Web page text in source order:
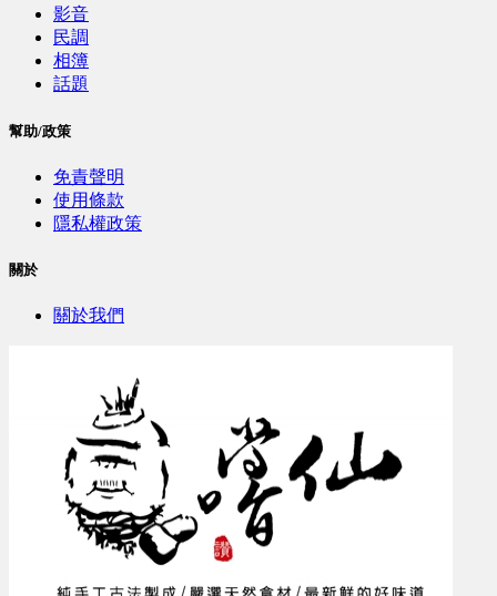
影音
民調
相簿
話題
幫助/政策
免責聲明
使用條款
隱私權政策
關於
關於我們